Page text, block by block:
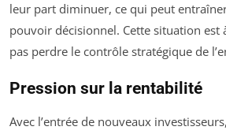
leur part diminuer, ce qui peut
pouvoir décisionnel. Cette situation est
pas perdre le contrôle stratégique de
Pression sur la rentabilité
Avec l’entrée de nouveaux